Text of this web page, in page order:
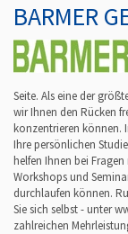
BARMER
Seite. Als eine der
wir Ihnen den Rücken
konzentrieren können.
Ihre persönlichen
helfen Ihnen bei
Workshops und
durchlaufen können.
Sie sich selbst - unter
zahlreichen